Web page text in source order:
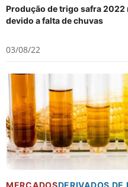
Produção de trigo safra
devido a falta de chuvas
03/08/22
MERCADOSDERIVADOS DE